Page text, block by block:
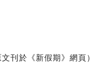
刊於《新假期》網頁）